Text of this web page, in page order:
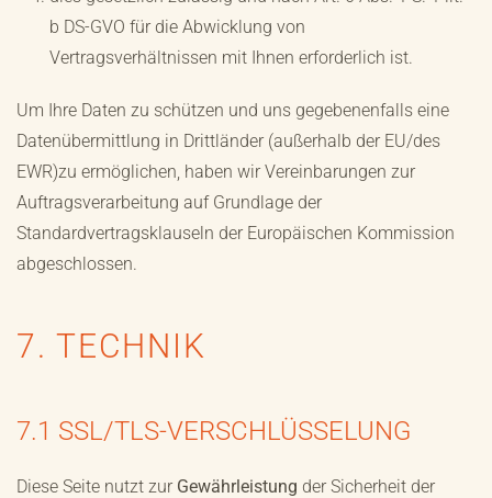
b DS-GVO für die Abwicklung von
Vertragsverhältnissen mit Ihnen erforderlich ist.
Um Ihre Daten zu schützen und uns gegebenenfalls eine
Datenübermittlung in Drittländer (außerhalb der EU/des
EWR)zu ermöglichen, haben wir Vereinbarungen zur
Auftragsverarbeitung auf Grundlage der
Standardvertragsklauseln der Europäischen Kommission
abgeschlossen.
7. TECHNIK
7.1 SSL/TLS-VERSCHLÜSSELUNG
Diese Seite nutzt zur Gewährleistung der Sicherheit der